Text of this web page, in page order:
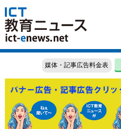
媒体・記事広告料金表